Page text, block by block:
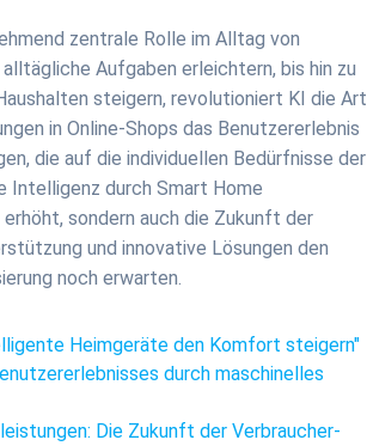
zentrale Rolle im Alltag von
Aufgaben erleichtern, bis hin zu
steigern, revolutioniert KI die Art
in Online-Shops das Benutzererlebnis
die auf die individuellen Bedürfnisse der
Intelligenz durch Smart Home
sondern auch die Zukunft der
und innovative Lösungen den
noch erwarten.
Heimgeräte den Komfort steigern"
durch maschinelles
Die Zukunft der Verbraucher-